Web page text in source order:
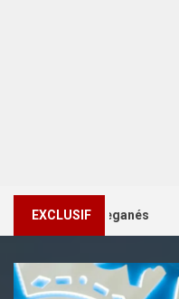
EXCLUSIF
CD Leganés 2